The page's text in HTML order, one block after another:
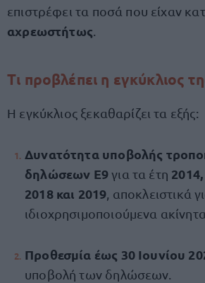
επιστρέφει τα ποσά που είχαν
αχρεωστήτως
Τι προβλέπει η εγκύκλιος
Η εγκύκλιος ξεκαθαρίζει τα εξής:
Δυνατότητα υποβολής
δηλώσεων Ε9για τα έτη
2018 και 2019 , αποκλειστικά
ιδιοχρησιμοποιούμενα ακίνητα.
Προθεσμία έως 30 Ιουνίου
υποβολή των δηλώσεων.